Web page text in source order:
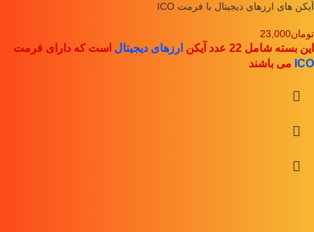
آیکن های ارزهای دیجیتال با فرمت ICO
تومان23,000
این بسته شامل 22 عدد آیکن ارزهای دیجیتال است که دارای فرمت
ICO می باشند